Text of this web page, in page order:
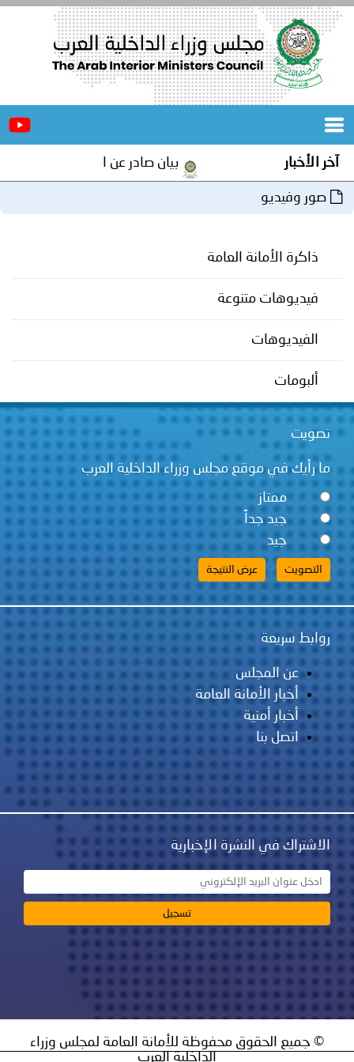
الرئيسية
المجلس
مؤتمرات
و
جهود
الإلكترونية
صور
وفيديو
مجلة
أصداء
الأمانة
إعلانات
من
نحن
اتصل
بنا
آخر الأخبار بيان صادر عن الأمانة العامة
صور وفيديو
ذاكرة الأمانة العامة
فيديوهات متنوعة
الفيديوهات
ألبومات
تصويت
ما رأيك في موقع مجلس وزراء الداخلية العرب
ممتاز
جيد جداً
جيد
روابط سريعة
عن المجلس
أخبار الأمانة العامة
أخبار أمنية
اتصل بنا
الاشتراك في النشرة الإخبارية
© جميع الحقوق محفوظة للأمانة العامة لمجلس وزراء
الداخلية العرب